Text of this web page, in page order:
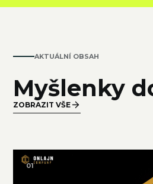
AKTUÁLNÍ OBSAH
Myšlenky
ZOBRAZIT VŠE
01